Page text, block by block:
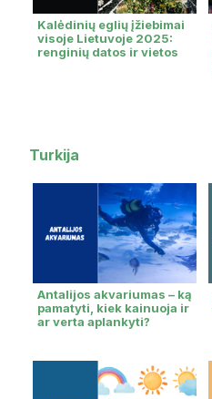
Kalėdinių eglių įžiebimai
visoje Lietuvoje 2025:
renginių datos ir vietos
Turkija
Antalijos akvariumas – ką
pamatyti, kiek kainuoja ir
ar verta aplankyti?